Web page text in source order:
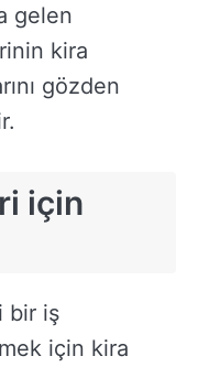
gelen
kira
gözden
için
bir iş
için kira